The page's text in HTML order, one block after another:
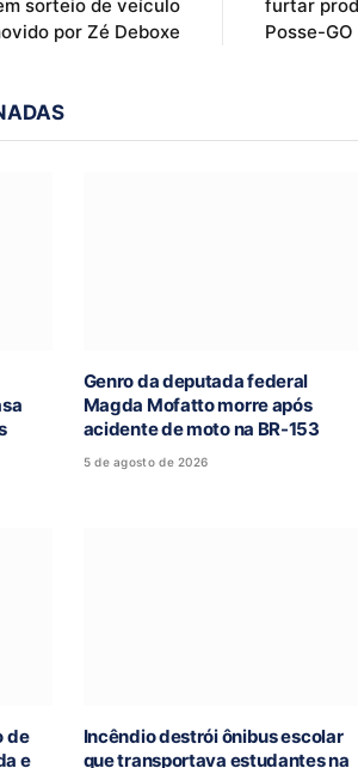
sorteio de veículo
por Zé Deboxe
furtar
Posse-GO
Genro da deputada federal
Magda Mofatto morre após
acidente de moto na BR-153
5 de agosto de 2026
de
e
Incêndio destrói ônibus escolar
que transportava estudantes na